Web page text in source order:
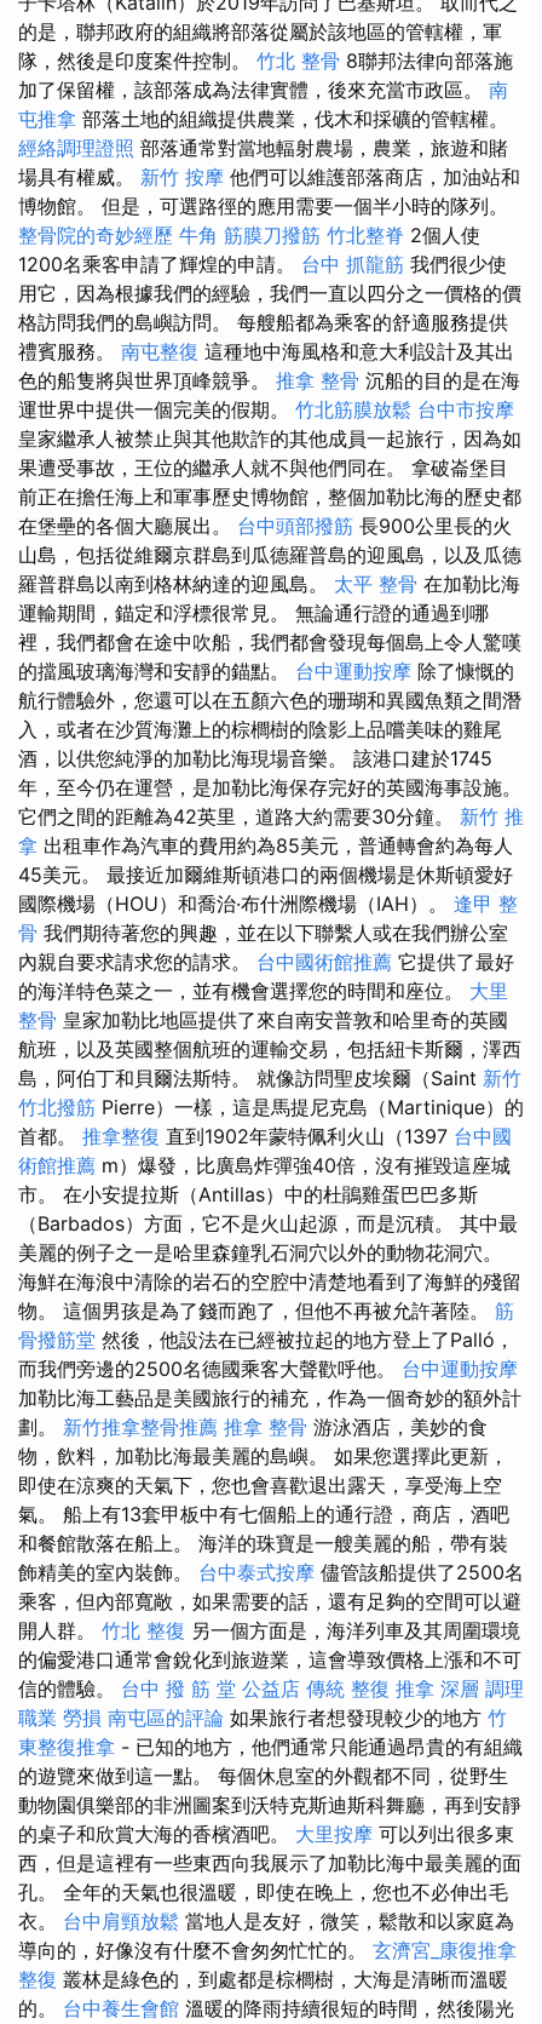
的是，聯邦政府的組織將部落從屬於該地區的管轄權，軍
隊，然後是印度案件控制。 竹北 整骨 8聯邦法律向部落施
加了保留權，該部落成為法律實體，後來充當市政區。 南
屯推拿 部落土地的組織提供農業，伐木和採礦的管轄權。
經絡調理證照 部落通常對當地輻射農場，農業，旅遊和賭
場具有權威。 新竹 按摩 他們可以維護部落商店，加油站和
博物館。 但是，可選路徑的應用需要一個半小時​​的隊列。
整骨院的奇妙經歷 牛角 筋膜刀撥筋 竹北整脊 2個人使
1200名乘客申請了輝煌的申請。 台中 抓龍筋 我們很少使
用它，因為根據我們的經驗，我們一直以四分之一價格的價
格訪問我們的島嶼訪問。 每艘船都為乘客的舒適服務提供
禮賓服務。 南屯整復 這種地中海風格和意大利設計及其出
色的船隻將與世界頂峰競爭。 推拿 整骨 沉船的目的是在海
運世界中提供一個完美的假期。 竹北筋膜放鬆 台中市按摩
皇家繼承人被禁止與其他欺詐的其他成員一起旅行，因為如
果遭受事故，王位的繼承人就不與他們同在。 拿破崙堡目
前正在擔任海上和軍事歷史博物館，整個加勒比海的歷史都
在堡壘的各個大廳展出。 台中頭部撥筋 長900公里長的火
山島，包括從維爾京群島到瓜德羅普島的迎風島，以及瓜德
羅普群島以南到格林納達的迎風島。 太平 整骨 在加勒比海
運輸期間，錨定和浮標很常見。 無論通行證的通過到哪
裡，我們都會在途中吹船，我們都會發現每個島上令人驚嘆
的擋風玻璃海灣和安靜的錨點。 台中運動按摩 除了慷慨的
航行體驗外，您還可以在五顏六色的珊瑚和異國魚類之間潛
入，或者在沙質海灘上的棕櫚樹的陰影上品嚐美味的雞尾
酒，以供您純淨的加勒比海現場音樂。 該港口建於1745
年，至今仍在運營，是加勒比海保存完好的英國海事設施。
它們之間的距離為42英里，道路大約需要30分鐘。 新竹 推
拿 出租車作為汽車的費用約為85美元，普通轉會約為每人
45美元。 最接近加爾維斯頓港口的兩個機場是休斯頓愛好
國際機場（HOU）和喬治·布什洲際機場（IAH）。 逢甲 整
骨 我們期待著您的興趣，並在以下聯繫人或在我們辦公室
內親自要求請求您的請求。 台中國術館推薦 它提供了最好
的海洋特色菜之一，並有機會選擇您的時間和座位。 大里
整骨 皇家加勒比地區提供了來自南安普敦和哈里奇的英國
航班，以及英國整個航班的運輸交易，包括紐卡斯爾，澤西
島，阿伯丁和貝爾法斯特。 就像訪問聖皮埃爾（Saint 新竹
竹北撥筋 Pierre）一樣，這是馬提尼克島（Martinique）的
首都。 推拿整復 直到1902年蒙特佩利火山（1397 台中國
術館推薦 m）爆發，比廣島炸彈強40倍，沒有摧毀這座城
市。 在小安提拉斯（Antillas）中的杜鵑雞蛋巴巴多斯
（Barbados）方面，它不是火山起源，而是沉積。 其中最
美麗的例子之一是哈里森鐘乳石洞穴以外的動物花洞穴。
海鮮在海浪中清除的岩石的空腔中清楚地看到了海鮮的殘留
物。 這個男孩是為了錢而跑了，但他不再被允許著陸。 筋
骨撥筋堂 然後，他設法在已經被拉起的地方登上了Palló，
而我們旁邊的2500名德國乘客大聲歡呼他。 台中運動按摩
加勒比海工藝品是美國旅行的補充，作為一個奇妙的額外計
劃。 新竹推拿整骨推薦 推拿 整骨 游泳酒店，美妙的食
物，飲料，加勒比海最美麗的島嶼。 如果您選擇此更新，
即使在涼爽的天氣下，您也會喜歡退出露天，享受海上空
氣。 船上有13套甲板中有七個船上的通行證，商店，酒吧
和餐館散落在船上。 海洋的珠寶是一艘美麗的船，帶有裝
飾精美的室內裝飾。 台中泰式按摩 儘管該船提供了2500名
乘客，但內部寬敞，如果需要的話，還有足夠的空間可以避
開人群。 竹北 整復 另一個方面是，海洋列車及其周圍環境
的偏愛港口通常會銳化到旅遊業，這會導致價格上漲和不可
信的體驗。 台中 撥 筋 堂 公益店 傳統 整復 推拿 深層 調理
職業 勞損 南屯區的評論 如果旅行者想發現較少的地方 竹
東整復推拿 - 已知的地方，他們通常只能通過昂貴的有組織
的遊覽來做到這一點。 每個休息室的外觀都不同，從野生
動物園俱樂部的非洲圖案到沃特克斯迪斯科舞廳，再到安靜
的桌子和欣賞大海的香檳酒吧。 大里按摩 可以列出很多東
西，但是這裡有一些東西向我展示了加勒比海中最美麗的面
孔。 全年的天氣也很溫暖，即使在晚上，您也不必伸出毛
衣。 台中肩頸放鬆 當地人是友好，微笑，鬆散和以家庭為
導向的，好像沒有什麼不會匆匆忙忙的。 玄濟宮_康復推拿
整復 叢林是綠色的，到處都是棕櫚樹，大海是清晰而溫暖
的。 台中養生會館 溫暖的降雨持續很短的時間，然後陽光